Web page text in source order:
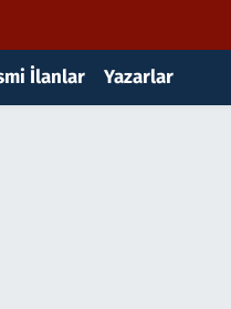
İlanlar Yazarlar